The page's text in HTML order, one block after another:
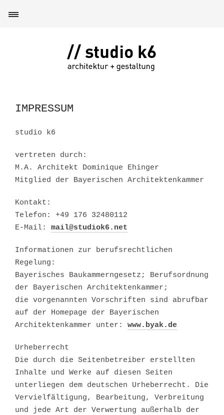
IMPRESSUM
studio k6
vertreten durch:
M.A. Architekt Dominique Ehinger
Mitglied der Bayerischen Architektenkammer
Kontakt:
Telefon: +49 176 32480112
E-Mail: mail@studiok6.net
Informationen zur berufsrechtlichen
Regelung:
Bayerisches Baukammerngesetz; Berufsordnung
der Bayerischen Architektenkammer;
die vorgenannten Vorschriften sind abrufbar
auf der Homepage der Bayerischen
Architektenkammer unter: www.byak.de
Urheberrecht
Die durch die Seitenbetreiber erstellten
Inhalte und Werke auf diesen Seiten
unterliegen dem deutschen Urheberrecht. Die
Vervielfältigung, Bearbeitung, Verbreitung
und jede Art der Verwertung außerhalb der